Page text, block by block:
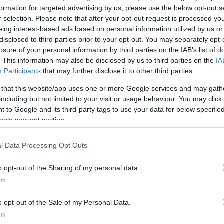
for targeted advertising by us, please use the below opt-out
selection. Please note that after your opt-out request is processed
interest-based ads based on personal information utilized by us
to third parties prior to your opt-out. You may separately
of your personal information by third parties on the IAB’s list of
This information may also be disclosed by us to third parties on the
Participants that may further disclose it to other third parties.
that this website/app uses one or more Google services and may
but not limited to your visit or usage behaviour. You may
to Google and its third-party tags to use your data for below
consent section.
Data Processing Opt Outs
opt-out of the Sharing of my personal data.
opt-out of the Sale of my Personal Data.
να τον ακινητοποιήσουν αλλά ο
Τότε οι αρχέςτον πυροβόλησαν 5 φορές
τις σφαίρες να τον πετύχει στον λαιμό.
ΔΙΑΦΗΜΙΣΗ